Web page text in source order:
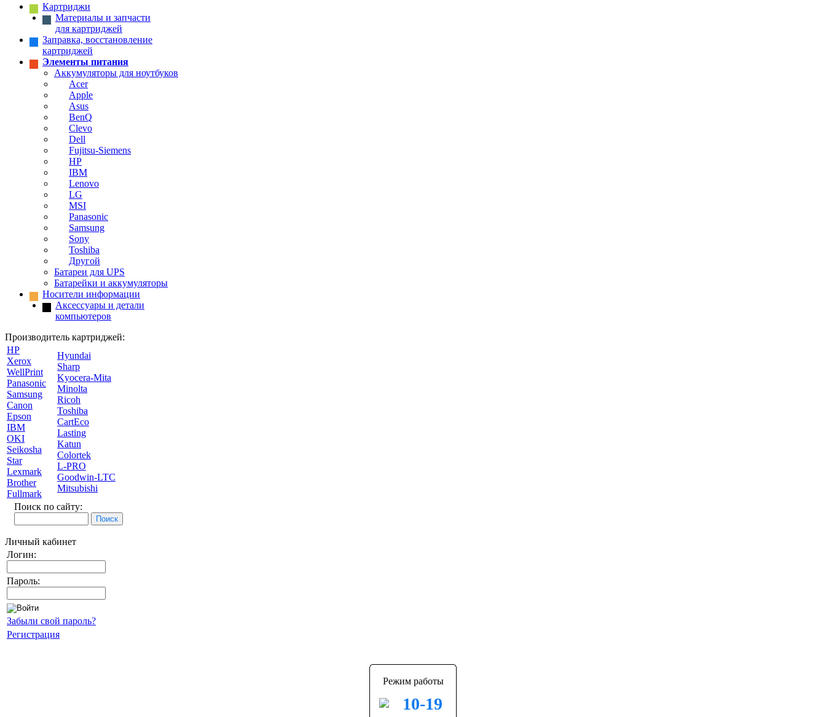
Картриджи
Материалы и запчасти
для картриджей
Заправка, восстановление
картриджей
Элементы питания
Аккумуляторы для ноутбуков
Acer
Apple
Asus
BenQ
Clevo
Dell
Fujitsu-Siemens
HP
IBM
Lenovo
LG
MSI
Panasonic
Samsung
Sony
Toshiba
Другой
Батареи для UPS
Батарейки и аккумуляторы
Носители информации
Аксессуары и детали
компьютеров
Производитель картриджей:
HP
Xerox
WellPrint
Panasonic
Samsung
Canon
Epson
IBM
OKI
Seikosha
Star
Lexmark
Brother
Fullmark
Hyundai
Sharp
Kyocera-Mita
Minolta
Ricoh
Toshiba
CartEco
Lasting
Katun
Colortek
L-PRO
Goodwin-LTC
Mitsubishi
Поиск по сайту:
Личный кабинет
Логин:
Пароль:
Забыли свой пароль?
Регистрация
Режим работы
10-19